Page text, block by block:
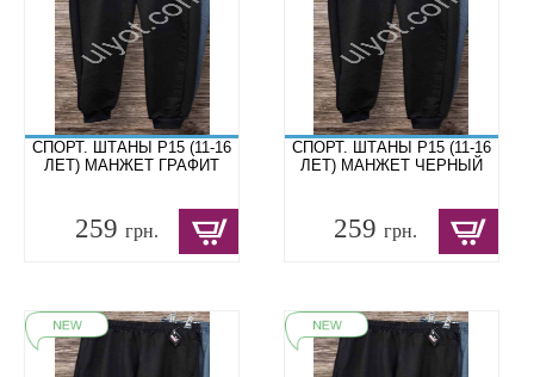
СПОРТ. ШТАНЫ P15 (11-16
ЛЕТ) МАНЖЕТ ГРАФИТ
259 грн.
СПОРТ. ШТАНЫ P15 (11-16
ЛЕТ) МАНЖЕТ ЧЕРНЫЙ
259грн.